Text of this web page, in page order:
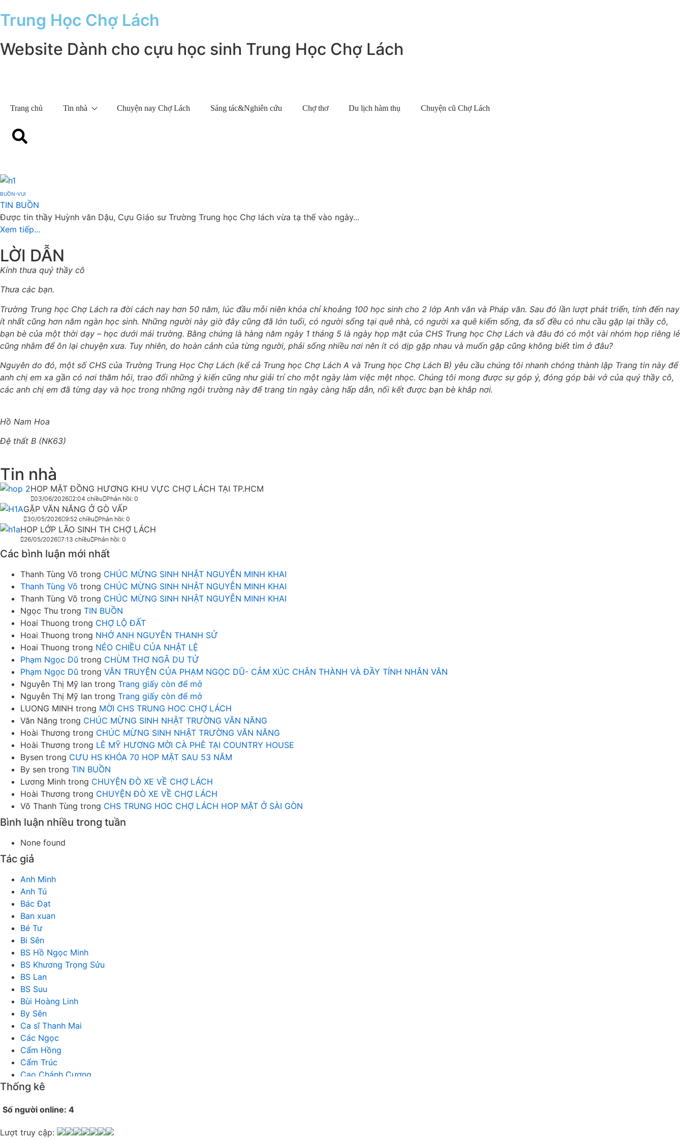
Trung Học Chợ Lách
Website Dành cho cựu học sinh Trung Học Chợ Lách
Trang chủ Tin nhà Chuyện nay Chợ Lách Sáng tác&Nghiên cứu Chợ thơ Du lịch hàm thụ Chuyện cũ Chợ Lách
BUỒN-VUI
TIN BUỒN
Được tin thầy Huỳnh văn Dậu, Cựu Giáo sư Trường Trung học Chợ lách vừa tạ thế vào ngày...
Xem tiếp...
LỜI DẪN
Kính thưa quý thầy cô
Thưa các bạn.
Trường Trung học Chợ Lách ra đời cách nay hơn 50 năm, lúc đầu mỗi niên khóa chỉ khoảng 100 học sinh cho 2 lớp Anh văn và Pháp văn. Sau đó lần lượt phát triển, tính đến nay
ít nhất cũng hơn năm ngàn học sinh. Những người này giờ đây cũng đã lớn tuổi, có người sống tại quê nhà, có người xa quê kiếm sống, đa số đều có nhu cầu gặp lại thầy cô,
bạn bè của một thời dạy – học dưới mái trường. Bằng chứng là hàng năm ngày 1 tháng 5 là ngày họp mặt của CHS Trung học Chợ Lách và đâu đó có một vài nhóm họp riêng lẻ
cũng nhằm để ôn lại chuyện xưa. Tuy nhiên, do hoàn cảnh của từng người, phải sống nhiều nơi nên ít có dịp gặp nhau và muốn gặp cũng không biết tìm ở đâu?
Nguyên do đó, một số CHS của Trường Trung Học Chợ Lách (kể cả Trung học Chợ Lách A và Trung học Chợ Lách B) yêu cầu chúng tôi nhanh chóng thành lập Trang tin này để
anh chị em xa gần có nơi thăm hỏi, trao đổi những ý kiến cũng như giải trí cho một ngày làm việc mệt nhọc. Chúng tôi mong được sự góp ý, đóng góp bài vở của quý thầy cô,
các anh chị em đã từng dạy và học trong những ngôi trường này để trang tin ngày càng hấp dẫn, nối kết được bạn bè khắp nơi.
Hồ Nam Hoa
Đệ thất B (NK63)
Tin nhà
HOP MẶT ĐỒNG HƯƠNG KHU VỰC CHỢ LÁCH TẠI TP.HCM
03/06/2026 2:04 chiều Phản hồi: 0
GẶP VĂN NĂNG Ở GÒ VẤP
30/05/2026 9:52 chiều Phản hồi: 0
HOP LỚP LÃO SINH TH CHỢ LÁCH
26/05/2026 7:13 chiều Phản hồi: 0
Các bình luận mới nhất
Thanh Tùng Võ trong CHÚC MỪNG SINH NHẬT NGUYỄN MINH KHAI
Thanh Tùng Võ trong CHÚC MỪNG SINH NHẬT NGUYỄN MINH KHAI
Thanh Tùng Võ trong CHÚC MỪNG SINH NHẬT NGUYỄN MINH KHAI
Ngọc Thu trong TIN BUỒN
Hoai Thuong trong CHỢ LỘ ĐẤT
Hoai Thuong trong NHỚ ANH NGUYỄN THANH SỬ
Hoai Thuong trong NẺO CHIỀU CỦA NHẬT LỆ
Phạm Ngọc Dũ trong CHÙM THƠ NGÃ DU TỬ
Phạm Ngọc Dũ trong VĂN TRUYỆN CỦA PHẠM NGỌC DŨ- CẢM XÚC CHÂN THÀNH VÀ ĐẦY TÍNH NHÂN VĂN
Nguyễn Thị Mỹ lan trong Trang giấy còn để mở
Nguyễn Thị Mỹ lan trong Trang giấy còn để mở
LUONG MINH trong MỜI CHS TRUNG HOC CHỢ LÁCH
Văn Năng trong CHÚC MỪNG SINH NHẬT TRƯỜNG VĂN NĂNG
Hoài Thương trong CHÚC MỪNG SINH NHẬT TRƯỜNG VĂN NĂNG
Hoài Thương trong LÊ MỸ HƯƠNG MỜI CÀ PHÊ TẠI COUNTRY HOUSE
Bysen trong CƯU HS KHÓA 70 HOP MẶT SAU 53 NĂM
By sen trong TIN BUỒN
Lương Minh trong CHUYỆN ĐÒ XE VỀ CHỢ LÁCH
Hoài Thương trong CHUYỆN ĐÒ XE VỀ CHỢ LÁCH
Võ Thanh Tùng trong CHS TRUNG HOC CHỢ LÁCH HOP MẶT Ở SÀI GÒN
Bình luận nhiều trong tuần
None found
Tác giả
Anh Minh
Anh Tú
Bác Đạt
Ban xuan
Bé Tư
Bi Sên
BS Hồ Ngọc Minh
BS Khương Trọng Sửu
BS Lan
BS Suu
Bùi Hoàng Linh
By Sên
Ca sĩ Thanh Mai
Các Ngọc
Cẩm Hồng
Cẩm Trúc
Cao Chánh Cương
Cao Nhật Quyên
Chích Chị
Chu Trầm Nguyên Minh
Thống kê
Số người online: 4
Lượt truy cập: